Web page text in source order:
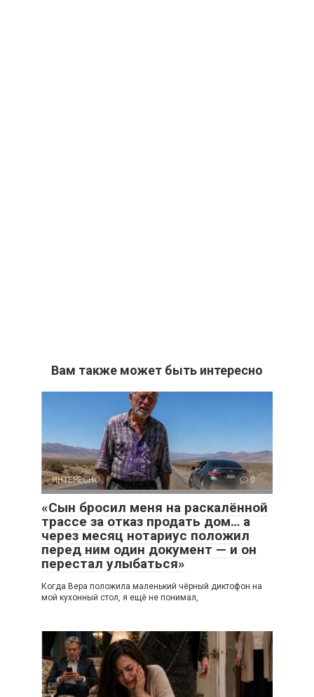
Вам также может быть интересно
ИНТЕРЕСНО 0
«Сын бросил меня на раскалённой
трассе за отказ продать дом… а
через месяц нотариус положил
перед ним один документ — и он
перестал улыбаться»
Когда Вера положила маленький чёрный диктофон на
мой кухонный стол, я ещё не понимал,